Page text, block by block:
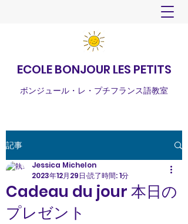
ECOLE BONJOUR LES PETITS
ボンジュール・レ・プチフランス語教室
記事
Cadeau du jour 本日の
プレゼント
Jessica Michelon
2023年12月29日 読了時間: 1分